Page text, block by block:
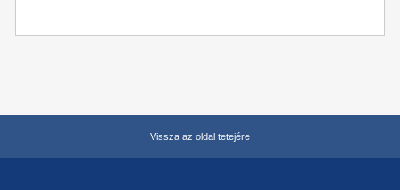
Vissza az oldal tetejére